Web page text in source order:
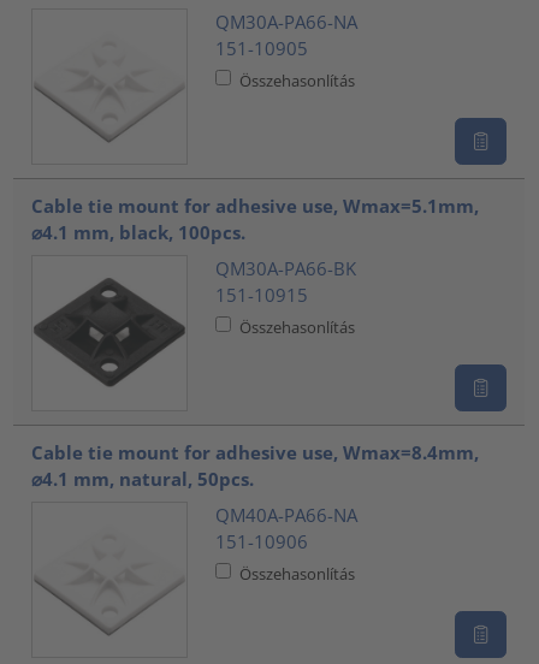
QM30A-PA66-NA
151-10905
Összehasonlítás
Cable tie mount for adhesive use, Wmax=5.1mm,
⌀4.1 mm, black, 100pcs.
QM30A-PA66-BK
151-10915
Összehasonlítás
Cable tie mount for adhesive use, Wmax=8.4mm,
⌀4.1 mm, natural, 50pcs.
QM40A-PA66-NA
151-10906
Összehasonlítás